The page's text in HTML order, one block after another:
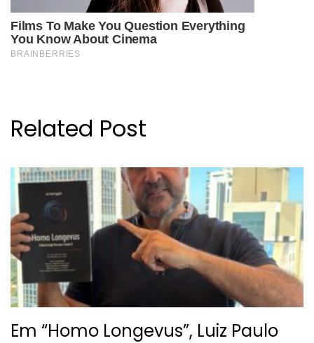
Related Post
Em “Homo Longevus”, Luiz Paulo